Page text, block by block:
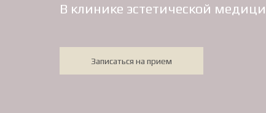
В клинике эстетической
Записаться на прием